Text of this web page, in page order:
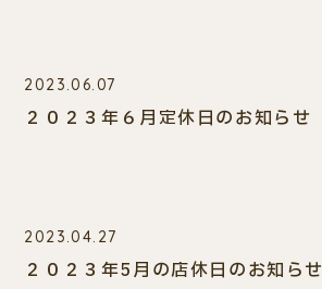
2023.06.07
２０２３年６月定休日のお知らせ
2023.04.27
２０２３年5月の店休日のお知らせ